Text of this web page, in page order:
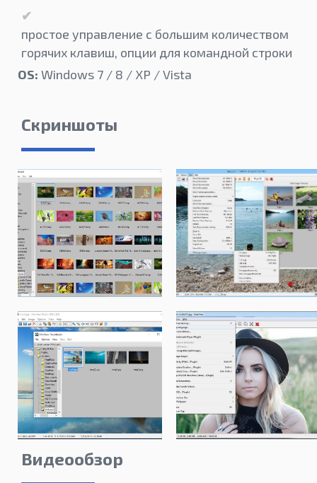
простое управление с большим количеством
горячих клавиш, опции для командной строки
OS: Windows 7 / 8 / XP / Vista
Скриншоты
Видеообзор